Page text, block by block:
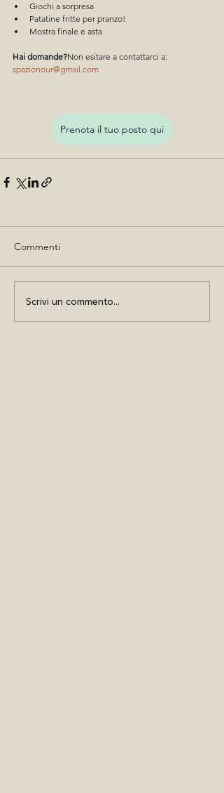
Giochi a sorpresa
Patatine fritte per pranzo!
Mostra finale e asta
Hai domande?Non esitare a contattarci a:
spazionour@gmail.com
Prenota il tuo posto qui
Commenti
Scrivi un commento...